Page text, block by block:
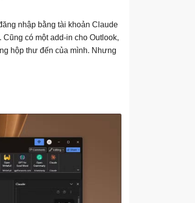
nhập bằng tài khoản Claude
có một add-in cho Outlook,
hộp thư đến của mình. Nhưng